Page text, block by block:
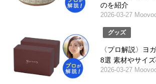
のを紹介
2026-03-27
グッズ
〈プロ解説〉ヨ
8選 素材やサイ
2026-03-27